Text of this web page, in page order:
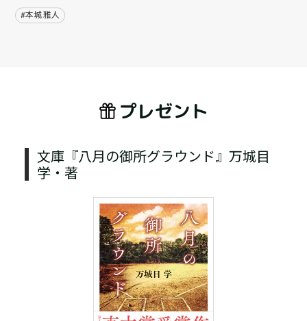
#本城 雅人
プレゼント
文庫『八月の御所グラウンド』万城目
学・著